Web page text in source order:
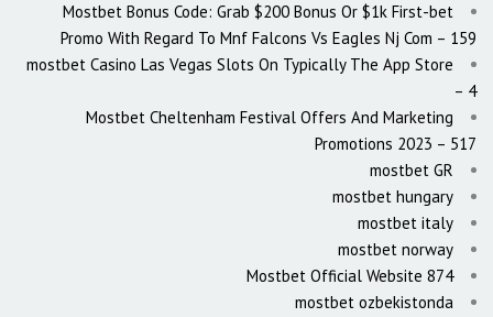
Mostbet Bonus Code: Grab $200 Bonus Or $1k First-bet
Promo With Regard To Mnf Falcons Vs Eagles Nj Com – 159
‎mostbet Casino Las Vegas Slots On Typically The App Store
– 4
Mostbet Cheltenham Festival Offers And Marketing
Promotions 2023 – 517
mostbet GR
mostbet hungary
mostbet italy
mostbet norway
Mostbet Official Website 874
mostbet ozbekistonda